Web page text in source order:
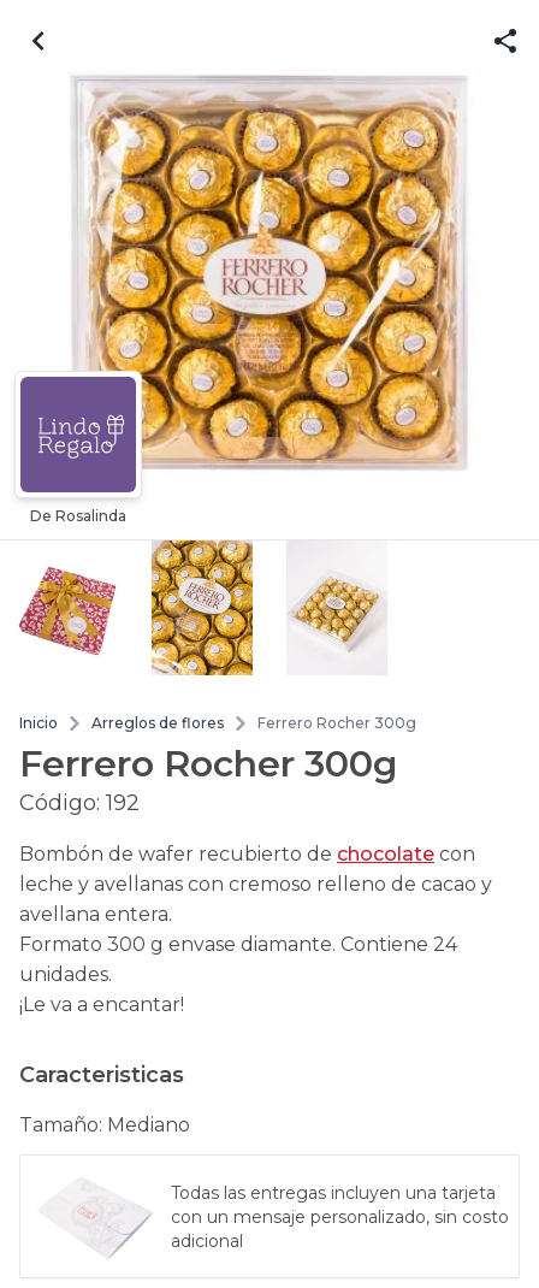
De Rosalinda
Inicio Arreglos de flores Ferrero Rocher 300g
Ferrero Rocher 300g
Código:192
Bombón de wafer recubierto de chocolate con
leche y avellanas con cremoso relleno de cacao y
avellana entera.
Formato 300 g envase diamante. Contiene 24
unidades.
¡Le va a encantar!
Caracteristicas
Tamaño: Mediano
Todas las entregas incluyen una tarjeta
con un mensaje personalizado, sin costo
adicional